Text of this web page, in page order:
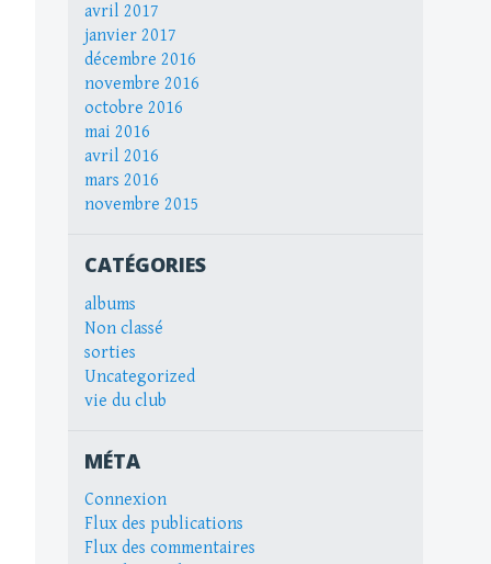
avril 2017
janvier 2017
décembre 2016
novembre 2016
octobre 2016
mai 2016
avril 2016
mars 2016
novembre 2015
CATÉGORIES
albums
Non classé
sorties
Uncategorized
vie du club
MÉTA
Connexion
Flux des publications
Flux des commentaires